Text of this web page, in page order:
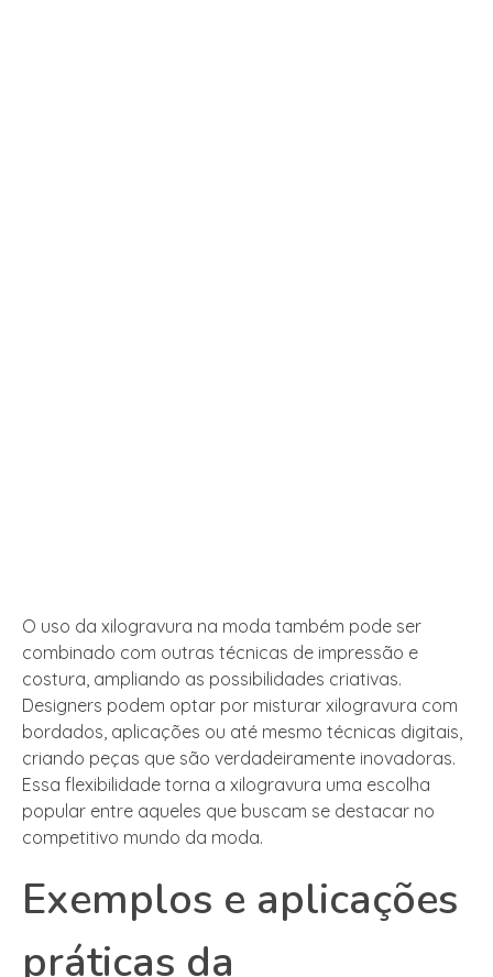
O uso da xilogravura na moda também pode ser
combinado com outras técnicas de impressão e
costura, ampliando as possibilidades criativas.
Designers podem optar por misturar xilogravura com
bordados, aplicações ou até mesmo técnicas digitais,
criando peças que são verdadeiramente inovadoras.
Essa flexibilidade torna a xilogravura uma escolha
popular entre aqueles que buscam se destacar no
competitivo mundo da moda.
Exemplos e aplicações
práticas da